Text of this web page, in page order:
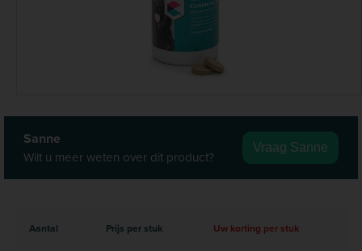
Sanne
Wilt u meer weten over dit product?
Vraag Sanne
Aantal Prijs per stuk Uw korting per stuk